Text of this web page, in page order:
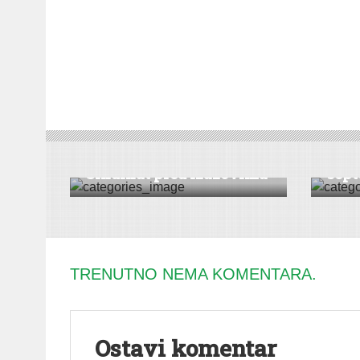
HRONIKA|VESTI
Sindikat pred izazovima
TRENUTNO NEMA KOMENTARA.
Ostavi komentar